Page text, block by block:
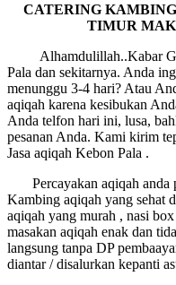
CATERING
TIMUR
Alhamdulillah..Kabar
Pala dan sekitarnya. Anda
menunggu 3-4 hari? Atau
aqiqah karena kesibukan
Anda telfon hari ini, lusa,
pesanan Anda. Kami kirim
Jasa aqiqah Kebon Pala .
Percayakan aqiqah anda
Kambing aqiqah yang sehat
aqiqah yang murah , nasi
masakan aqiqah enak dan
langsung tanpa DP
diantar / disalurkan kepanti